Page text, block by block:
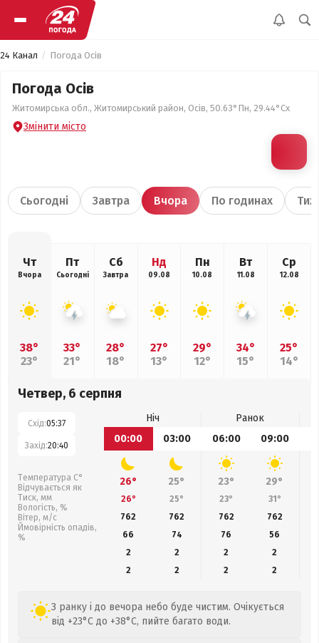
24 Канал Погода Осів
Погода Осів
Житомирська обл., Житомирський район, Осів, 50.63°Пн, 29.44°Сх
Змінити місто
Сьогодні Завтра Вчора По годинах
Чт
Вчора
38°
23°
Пт
Сьогодні
33°
21°
Сб
Завтра
28°
18°
Нд
09.08
27°
13°
Пн
10.08
29°
12°
Вт
11.08
34°
15°
Ср
12.08
25°
14°
Четвер, 6 серпня
Схід:05:37
Захід:20:40
Температура С°
Відчувається як
Тиск, мм
Вологість, %
Вітер, м/с
Ймовірність опадів,
%
Ніч
Ранок
00:00
03:00 06:00 09:00
26° 25° 23° 29°
26° 25° 23° 31°
762
762 762 762
66
74 76 56
2
2 2
2
2
2 2 2
З ранку і до вечора небо буде чистим. Очікується
від +23°C до +38°C, пийте багато води.